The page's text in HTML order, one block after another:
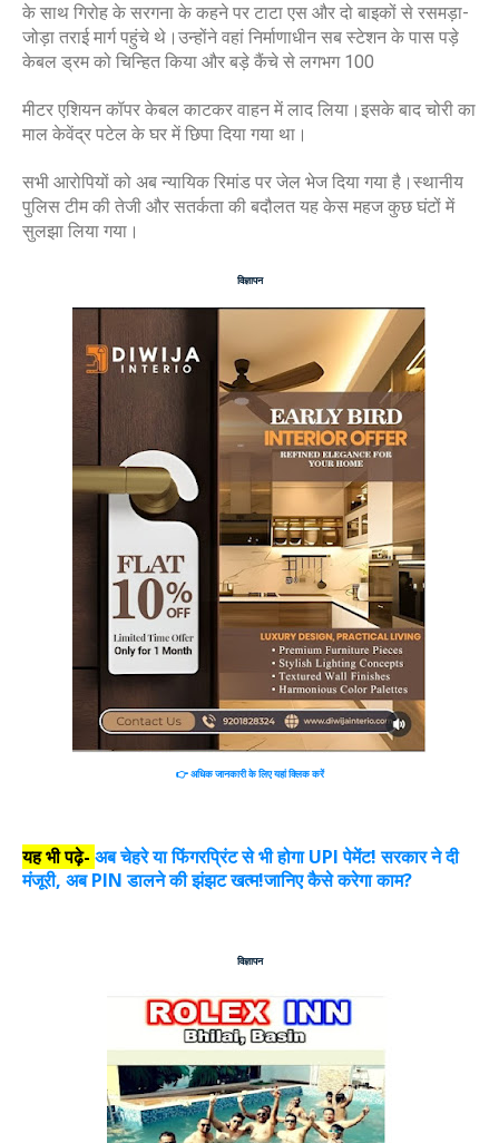
के साथ गिरोह के सरगना के कहने पर टाटा एस और दो बाइकों से रसमड़ा-
जोड़ा तराई मार्ग पहुंचे थे।उन्होंने वहां निर्माणाधीन सब स्टेशन के पास पड़े
केबल ड्रम को चिन्हित किया और बड़े कैंचे से लगभग 100
मीटर एशियन कॉपर केबल काटकर वाहन में लाद लिया।इसके बाद चोरी का
माल केवेंद्र पटेल के घर में छिपा दिया गया था।
सभी आरोपियों को अब न्यायिक रिमांड पर जेल भेज दिया गया है।स्थानीय
पुलिस टीम की तेजी और सतर्कता की बदौलत यह केस महज कुछ घंटों में
सुलझा लिया गया।
विज्ञापन
👉अधिक जानकारी के लिए यहां क्लिक करें
यह भी पढ़े- अब चेहरे या फिंगरप्रिंट से भी होगा UPI पेमेंट! सरकार ने दी
मंजूरी, अब PIN डालने की झंझट खत्म!जानिए कैसे करेगा काम?
विज्ञापन